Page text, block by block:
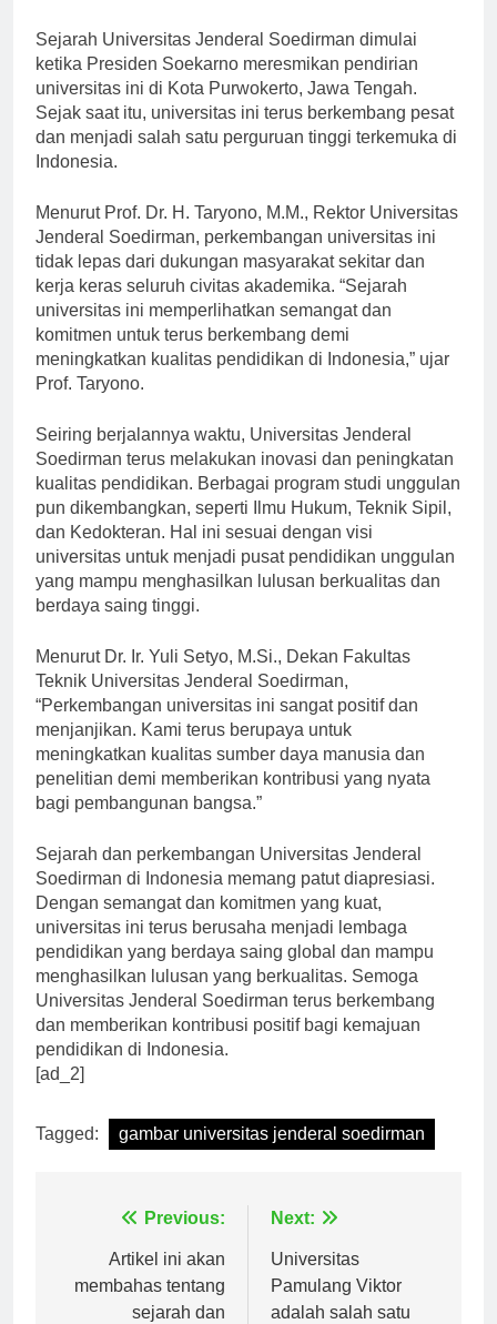
Sejarah Universitas Jenderal Soedirman dimulai
ketika Presiden Soekarno meresmikan pendirian
universitas ini di Kota Purwokerto, Jawa Tengah.
Sejak saat itu, universitas ini terus berkembang pesat
dan menjadi salah satu perguruan tinggi terkemuka di
Indonesia.
Menurut Prof. Dr. H. Taryono, M.M., Rektor Universitas
Jenderal Soedirman, perkembangan universitas ini
tidak lepas dari dukungan masyarakat sekitar dan
kerja keras seluruh civitas akademika. “Sejarah
universitas ini memperlihatkan semangat dan
komitmen untuk terus berkembang demi
meningkatkan kualitas pendidikan di Indonesia,” ujar
Prof. Taryono.
Seiring berjalannya waktu, Universitas Jenderal
Soedirman terus melakukan inovasi dan peningkatan
kualitas pendidikan. Berbagai program studi unggulan
pun dikembangkan, seperti Ilmu Hukum, Teknik Sipil,
dan Kedokteran. Hal ini sesuai dengan visi
universitas untuk menjadi pusat pendidikan unggulan
yang mampu menghasilkan lulusan berkualitas dan
berdaya saing tinggi.
Menurut Dr. Ir. Yuli Setyo, M.Si., Dekan Fakultas
Teknik Universitas Jenderal Soedirman,
“Perkembangan universitas ini sangat positif dan
menjanjikan. Kami terus berupaya untuk
meningkatkan kualitas sumber daya manusia dan
penelitian demi memberikan kontribusi yang nyata
bagi pembangunan bangsa.”
Sejarah dan perkembangan Universitas Jenderal
Soedirman di Indonesia memang patut diapresiasi.
Dengan semangat dan komitmen yang kuat,
universitas ini terus berusaha menjadi lembaga
pendidikan yang berdaya saing global dan mampu
menghasilkan lulusan yang berkualitas. Semoga
Universitas Jenderal Soedirman terus berkembang
dan memberikan kontribusi positif bagi kemajuan
pendidikan di Indonesia.
[ad_2]
Tagged: gambar universitas jenderal soedirman
NavigasiPrevious:
Artikel ini akan
membahas tentang
sejarah dan
Next:
Universitas
Pamulang Viktor
adalah salah satu